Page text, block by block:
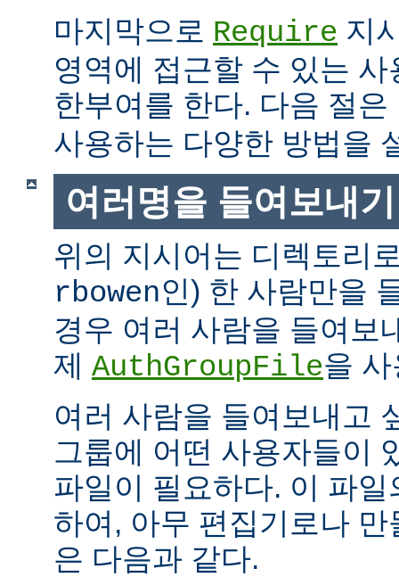
마지막으로 Require 지
영역에 접근할 수 있는
한부여를 한다. 다음 절은
사용하는 다양한 방법을
여러명을 들여보내기
위의 지시어는 디렉토리
rbowen인) 한 사람만을
경우 여러 사람을 들여보
제 AuthGroupFile을
여러 사람을 들여보내고
그룹에 어떤 사용자들이
파일이 필요하다. 이 파
하여, 아무 편집기로나
은 다음과 같다.